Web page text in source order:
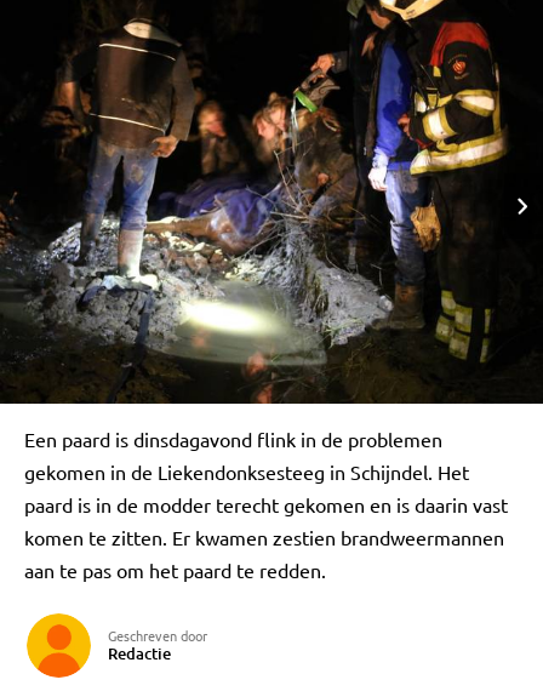
Een paard is dinsdagavond flink in de problemen
gekomen in de Liekendonksesteeg in Schijndel. Het
paard is in de modder terecht gekomen en is daarin vast
komen te zitten. Er kwamen zestien brandweermannen
aan te pas om het paard te redden.
Geschreven door
Redactie